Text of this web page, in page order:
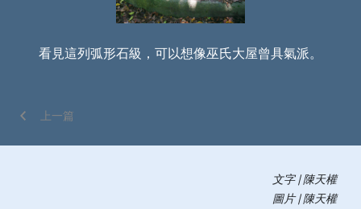
看見這列弧形石級，可以想像巫氏大屋曾具氣派。
上一篇
文字 | 陳天權
圖片 | 陳天權